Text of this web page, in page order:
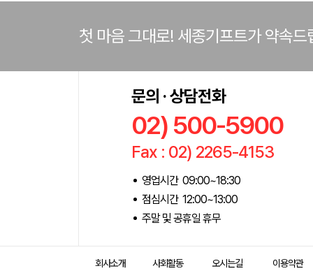
첫 마음 그대로! 세종기프트가 약속드
문의 · 상담전화
02) 500-5900
Fax : 02) 2265-4153
영업시간 09:00~18:30
점심시간 12:00~13:00
주말 및 공휴일 휴무
회사소개 사회활동 오시는길 이용약관